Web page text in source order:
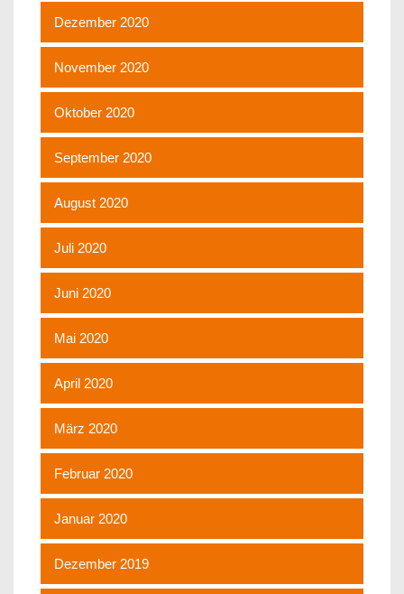
Dezember 2020
November 2020
Oktober 2020
September 2020
August 2020
Juli 2020
Juni 2020
Mai 2020
April 2020
März 2020
Februar 2020
Januar 2020
Dezember 2019